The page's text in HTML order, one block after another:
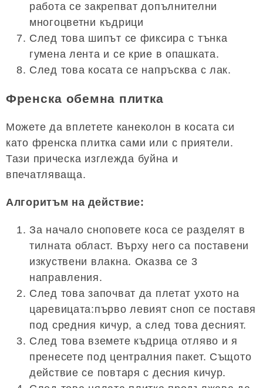
работа се закрепват допълнителни
многоцветни къдрици
След това шипът се фиксира с тънка
гумена лента и се крие в опашката.
След това косата се напръсква с лак.
Френска обемна плитка
Можете да вплетете канеколон в косата си
като френска плитка сами или с приятели.
Тази прическа изглежда буйна и
впечатляваща.
Алгоритъм на действие:
За начало сноповете коса се разделят в
тилната област. Върху него са поставени
изкуствени влакна. Оказва се 3
направления.
След това започват да плетат ухото на
царевицата:първо левият сноп се поставя
под средния кичур, а след това десният.
След това вземете къдрица отляво и я
пренесете под централния пакет. Същото
действие се повтаря с десния кичур.